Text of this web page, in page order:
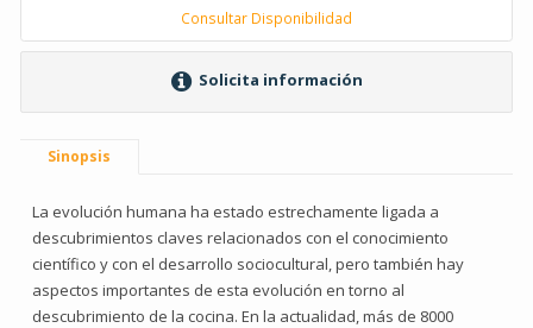
Consultar Disponibilidad
Solicita información
Sinopsis
La evolución humana ha estado estrechamente ligada a
descubrimientos claves relacionados con el conocimiento
científico y con el desarrollo sociocultural, pero también hay
aspectos importantes de esta evolución en torno al
descubrimiento de la cocina. En la actualidad, más de 8000